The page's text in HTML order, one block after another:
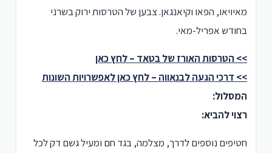
מאיויאו, הפאו וקיאנגאן. צבען של הטרסות ירוק בשרני
בחודש אפריל-מאי.
>> הטרסות האורז של בטאד – לחץ כאן
>> דרכי הגעה לבנאווה – לחץ כאן לאפשרויות השונות
המסלול:
רצוי להביא:
חטיפים נוספים לדרך, מצלמה, בגד חם ומעיל גשם דק לכל